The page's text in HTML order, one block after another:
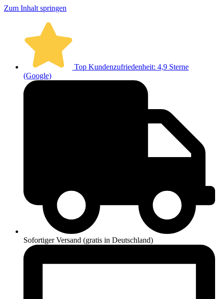
Zum Inhalt springen
Top Kundenzufriedenheit: 4,9 Sterne
(Google)
Sofortiger Versand (gratis in Deutschland)